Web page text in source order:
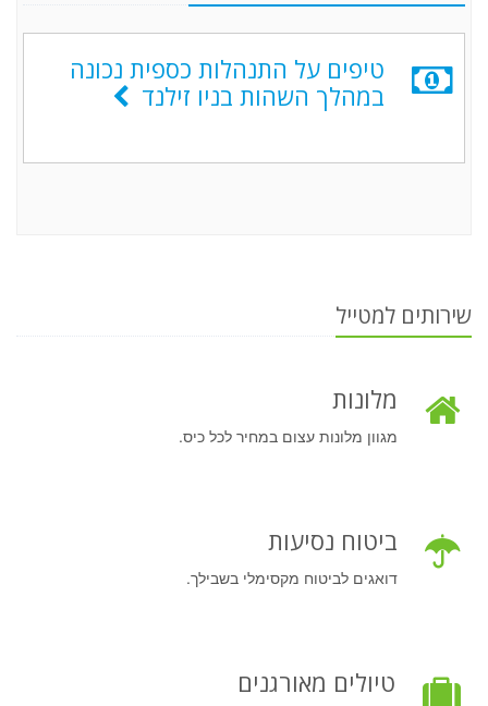
טיפים על התנהלות כספית נכונה
במהלך השהות בניו זילנד
שירותים למטייל
מלונות
מגוון מלונות עצום במחיר לכל כיס.
ביטוח נסיעות
דואגים לביטוח מקסימלי בשבילך.
טיולים מאורגנים